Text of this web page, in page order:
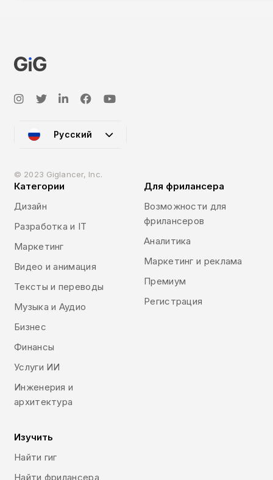
Русский
© 2023 Giglancer, Inc.
Категории
Дизайн
Разработка и IT
Маркетинг
Видео и анимация
Тексты и переводы
Музыка и Аудио
Бизнес
Финансы
Услуги ИИ
Инженерия и
архитектура
Для фрилансера
Возможности для
фрилансеров
Аналитика
Маркетинг и реклама
Премиум
Регистрация
Изучить
Найти гиг
Найти фрилансера